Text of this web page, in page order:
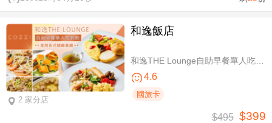
2 家分店
和逸飯店
4.6
國旅卡
$495 $399